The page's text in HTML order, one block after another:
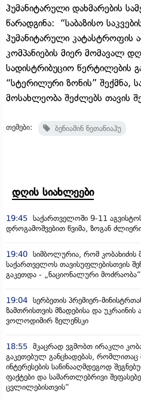
ჰუმანიტარული დახმარების
წარადგინა: “საბაზისო
ჰუმანიტარული კატასტროფის
კომპანიების მიერ მომავალ
სადისტრიბუციო წერტილების
“სტერილური ზონის” შექმნა,
მოსახლეობა შეძლებს თავის
თემები: ბენიამინ ნეთანიაჰუ
დღის სიახლეები
19:45 საქართველოში 9-11
დროგამოშვებით წვიმა, ზოგან
19:40 სიმბოლურია, რომ კობახიძის
საქართველოს თავისუფლებისთვის
გაკეთდა - „ნაციონალური მოძრაობა“
19:04 სერბეთის პრემიერ-
ზამთრისთვის მზადებისა და უკრაინის
ვოლოდიმირ ზელენსკი
18:55 მკაცრად ვგმობთ ირაკლი
გაკეთებულ განცხადებას,
ინტერესების საწინააღმდეგოდ
ფაქტები და სამართლებრივი
ცვლილებისთვის“